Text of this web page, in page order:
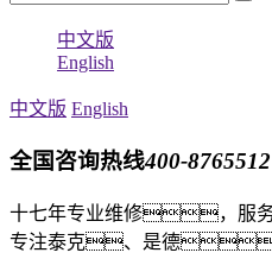
中文版
English
中文版 English
全国咨询热线400-8765512
十七年专业维修，服务
专注泰克、是德